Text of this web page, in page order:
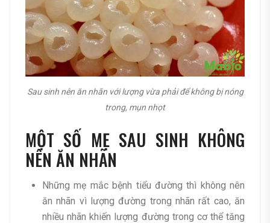
Sau sinh nên ăn nhãn với lượng vừa phải để không bị nóng
trong, mụn nhọt
MỘT SỐ MẸ SAU SINH KHÔNG
NÊN ĂN NHÃN
Những mẹ mắc bệnh tiểu đường thì không nên
ăn nhãn vì lượng đường trong nhãn rất cao, ăn
nhiều nhãn khiến lượng đường trong cơ thể tăng